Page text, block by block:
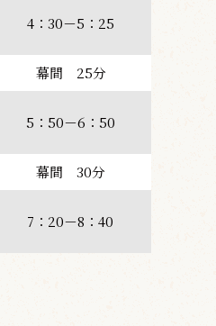
4：30－5：25
幕間 25分
5：50－6：50
幕間 30分
7：20－8：40